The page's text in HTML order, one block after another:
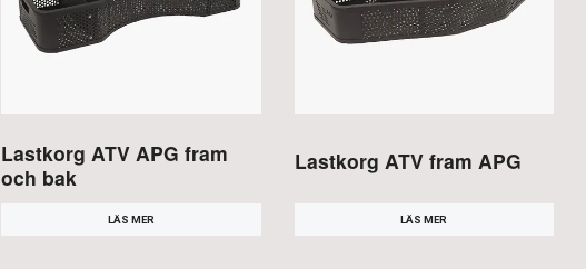
Lastkorg ATV APG fram
och bak
LÄS MER
Lastkorg ATV fram APG
LÄS MER